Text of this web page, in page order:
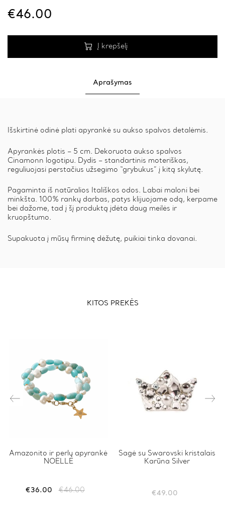
€46.00
Į krepšelį
Aprašymas
Išskirtinė odinė plati apyrankė su aukso spalvos detalėmis.
Apyrankės plotis – 5 cm. Dekoruota aukso spalvos
Cinamonn logotipu. Dydis – standartinis moteriškas,
reguliuojasi perstačius užsegimo “grybukus” į kitą skylutę.
Pagaminta iš natūralios Itališkos odos. Labai maloni bei
minkšta. 100% rankų darbas, patys klijuojame odą, kerpame
bei dažome, tad į šį produktą įdėta daug meilės ir
kruopštumo.
Supakuota į mūsų firminę dėžutę, puikiai tinka dovanai.
KITOS PREKĖS
Amazonito ir perlų apyrankė
NOELLE
€46.00
Original
€36.00 Current
Sagė su Swarovski kristalais
Karūna Silver
€49.00